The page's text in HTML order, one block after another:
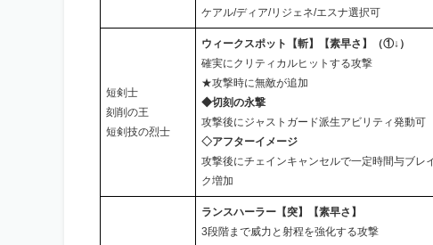
ケアル/ディア/リジェネ/エスナ選択可
短剣士
刻削の王
短剣技の烈士
ウィークスポット【斬】【素早さ】（①↓）
確実にクリティカルヒットする攻撃
★攻撃時に無敵が追加
◆切刻の永撃
攻撃後にジャストガード派生アビリティ発動可
◇アフターイメージ
攻撃後にチェインキャンセルで一定時間与ブレ
ク増加
ランスハーラー【突】【素早さ】
3段階まで威力と射程を強化する攻撃